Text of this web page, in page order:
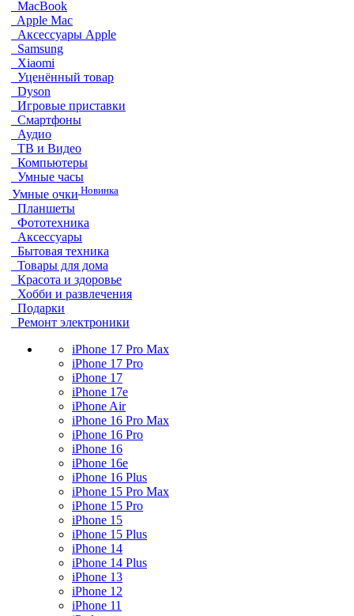
MacBook
Apple Mac
Аксессуары Apple
Samsung
Xiaomi
Уценённый товар
Dyson
Игровые приставки
Смартфоны
Аудио
ТВ и Видео
Компьютеры
Умные часы
Умные очки Новинка
Планшеты
Фототехника
Аксессуары
Бытовая техника
Товары для дома
Красота и здоровье
Хобби и развлечения
Подарки
Ремонт электроники
iPhone 17 Pro Max
iPhone 17 Pro
iPhone 17
iPhone 17e
iPhone Air
iPhone 16 Pro Max
iPhone 16 Pro
iPhone 16
iPhone 16e
iPhone 16 Plus
iPhone 15 Pro Max
iPhone 15 Pro
iPhone 15
iPhone 15 Plus
iPhone 14
iPhone 14 Plus
iPhone 13
iPhone 12
iPhone 11